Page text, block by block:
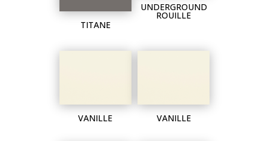
TITANE
UNDERGROUND
ROUILLE
VANILLE VANILLE